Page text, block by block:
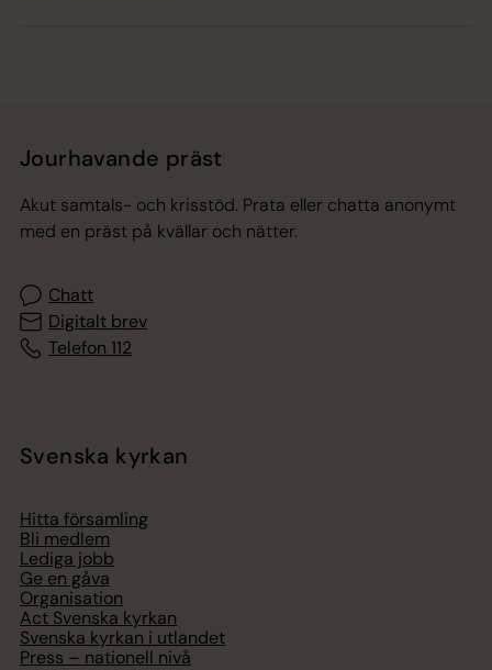
Jourhavande präst
Akut samtals- och krisstöd. Prata eller chatta anonymt
med en präst på kvällar och nätter.
Chatt
Digitalt brev
Telefon 112
Svenska kyrkan
Hitta församling
Bli medlem
Lediga jobb
Ge en gåva
Organisation
Act Svenska kyrkan
Svenska kyrkan i utlandet
Press – nationell nivå